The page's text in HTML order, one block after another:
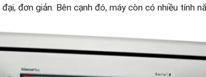
đơn giản. Bên cạnh đó, máy còn có nhiều tính